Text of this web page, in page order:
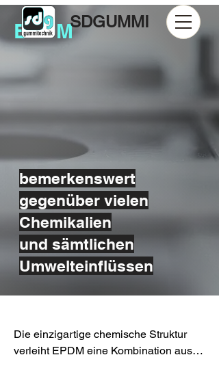
SDGUMMI
EPDM
bemerkenswert
gegenüber vielen
Chemikalien
und sämtlichen
Umwelteinflüssen
Die einzigartige chemische Struktur
verleiht EPDM eine Kombination aus